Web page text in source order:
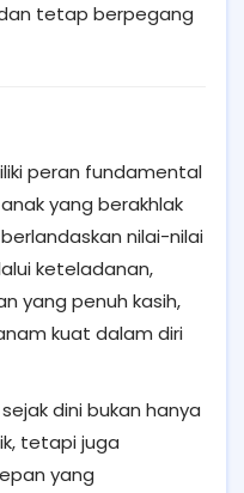
tetap berpegang
peran fundamental
yang berakhlak
nilai-nilai
keteladanan,
yang penuh kasih,
kuat dalam diri
dini bukan hanya
tetapi juga
yang